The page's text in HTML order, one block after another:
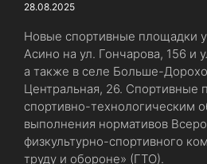
28.08.2025
Новые спортивные площадки
Асино на ул. Гончарова, 156 и
а также в селе Больше-
Центральная, 26.
спортивно-технологическим
выполнения нормативов
физкультурно-спортивного
труду и обороне» (ГТО).